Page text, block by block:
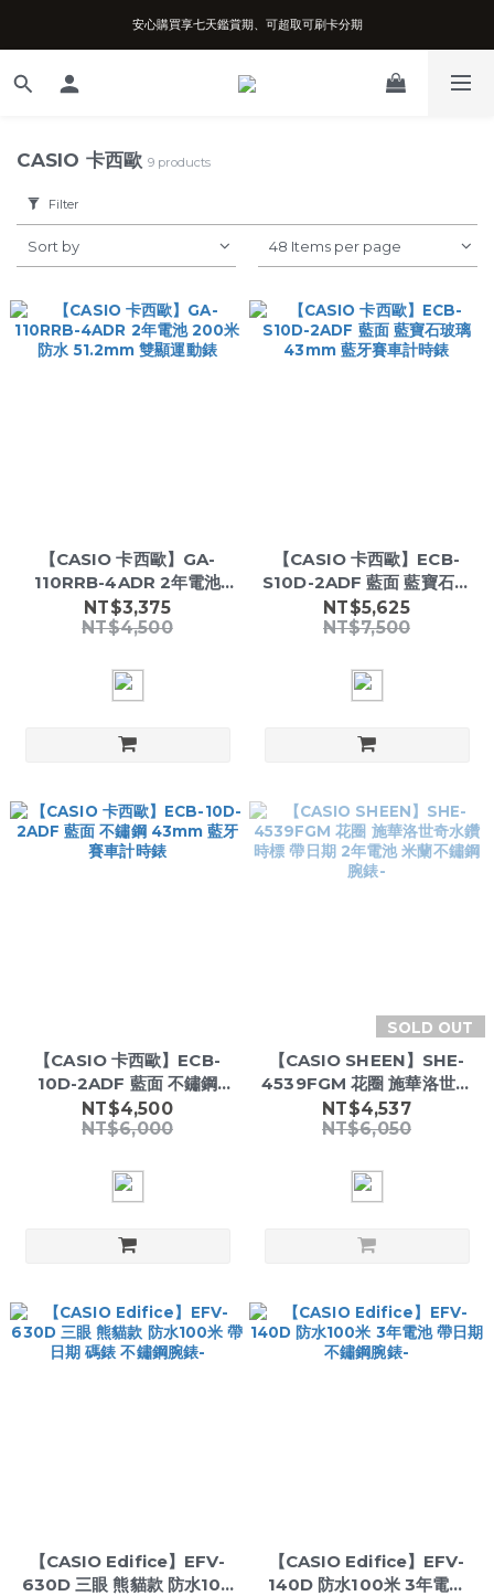
台南實體店面、兩年機芯保固、開立發票
安心購買享七天鑑賞期、可超取可刷卡分期
台南實體店面、兩年機芯保固、開立發票
CASIO 卡西歐 9 products
Filter
Sort by 48 Items per page
【CASIO 卡西歐】GA-
110RRB-4ADR 2年電池
200米防水 51.2mm 雙顯運
動錶
NT$3,375
NT$4,500
【CASIO 卡西歐】ECB-
S10D-2ADF 藍面 藍寶石玻
璃 43mm 藍牙賽車計時錶
NT$5,625
NT$7,500
【CASIO 卡西歐】ECB-
10D-2ADF 藍面 不鏽鋼
43mm 藍牙賽車計時錶
NT$4,500
NT$6,000
SOLD OUT
【CASIO SHEEN】SHE-
4539FGM 花圈 施華洛世奇
水鑽時標 帶日期 2年電池 米
蘭不鏽鋼腕錶-
NT$4,537
NT$6,050
【CASIO Edifice】EFV-
630D 三眼 熊貓款 防水100
【CASIO Edifice】EFV-
140D 防水100米 3年電池